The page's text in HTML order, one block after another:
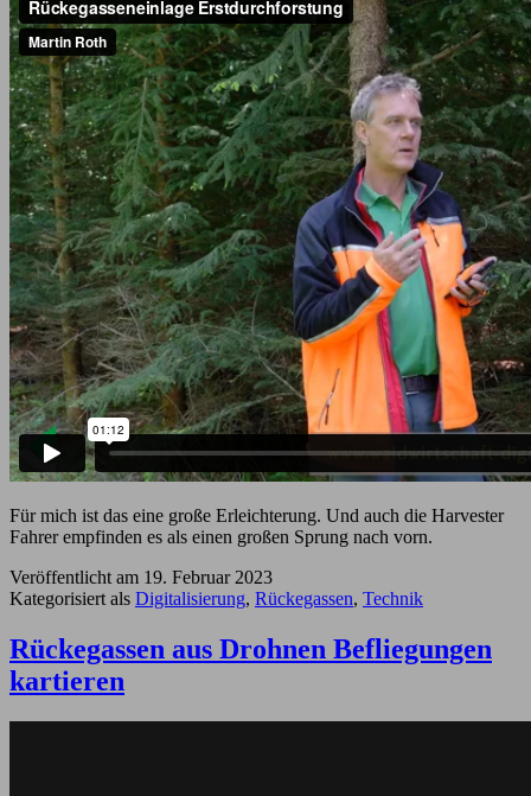
Für mich ist das eine große Erleichterung. Und auch die Harvester
Fahrer empfinden es als einen großen Sprung nach vorn.
Veröffentlicht am 19. Februar 2023
Kategorisiert als Digitalisierung, Rückegassen, Technik
Rückegassen aus Drohnen Befliegungen
kartieren